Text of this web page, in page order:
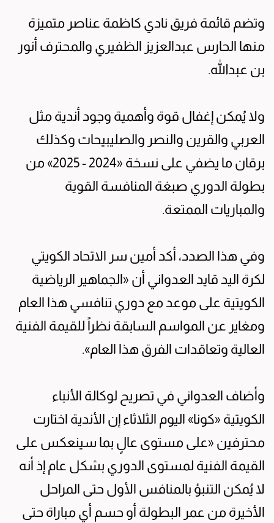
وتضم قائمة فريق نادي كاظمة عناصر متميزة
منها الحارس عبدالعزيز الظفيري والمحترف أنور
بن عبدالله.
ولا يُمكن إغفال قوة وأهمية وجود أندية مثل
العربي والقرين والنصر والصليبيحات وكذلك
برقان ما يضفي على نسخة «2024 - 2025» من
بطولة الدوري صبغة المنافسة القوية
والمباريات الممتعة.
وفي هذا الصدد، أكد أمين سر الاتحاد الكويتي
لكرة اليد قايد العدواني أن «الجماهير الرياضية
الكويتية على موعد مع دوري تنافسي هذا العام
ومغاير عن المواسم السابقة نظراً للقيمة الفنية
العالية وتعاقدات الفرق هذا العام».
وأضاف العدواني في تصريح لوكالة الأنباء
الكويتية «كونا» اليوم الثلاثاء إن الأندية اختارت
محترفين «على مستوى عالٍ بما سينعكس على
القيمة الفنية لمستوى الدوري بشكل عام إذ أنه
لا يُمكن التنبؤ بالمنافس الأول حتى المراحل
الأخيرة من عمر البطولة أو حسم أي مباراة حتى